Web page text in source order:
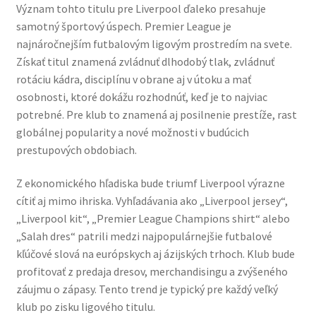
Význam tohto titulu pre Liverpool ďaleko presahuje
samotný športový úspech. Premier League je
najnáročnejším futbalovým ligovým prostredím na svete.
Získať titul znamená zvládnuť dlhodobý tlak, zvládnuť
rotáciu kádra, disciplínu v obrane aj v útoku a mať
osobnosti, ktoré dokážu rozhodnúť, keď je to najviac
potrebné. Pre klub to znamená aj posilnenie prestíže, rast
globálnej popularity a nové možnosti v budúcich
prestupových obdobiach.
Z ekonomického hľadiska bude triumf Liverpool výrazne
cítiť aj mimo ihriska. Vyhľadávania ako „Liverpool jersey“,
„Liverpool kit“, „Premier League Champions shirt“ alebo
„Salah dres“ patrili medzi najpopulárnejšie futbalové
kľúčové slová na európskych aj ázijských trhoch. Klub bude
profitovať z predaja dresov, merchandisingu a zvýšeného
záujmu o zápasy. Tento trend je typický pre každý veľký
klub po zisku ligového titulu.